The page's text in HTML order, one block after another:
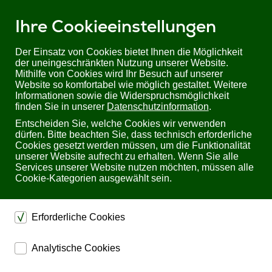
Ihre Cookieeinstellungen
Der Einsatz von Cookies bietet Ihnen die Möglichkeit
der uneingeschränkten Nutzung unserer Website.
Mithilfe von Cookies wird Ihr Besuch auf unserer
Website so komfortabel wie möglich gestaltet. Weitere
Informationen sowie die Widerspruchsmöglichkeit
finden Sie in unserer Datenschutzinformation.
Entscheiden Sie, welche Cookies wir verwenden
dürfen. Bitte beachten Sie, dass technisch erforderliche
Cookies gesetzt werden müssen, um die Funktionalität
unserer Website aufrecht zu erhalten. Wenn Sie alle
Services unserer Website nutzen möchten, müssen alle
Cookie-Kategorien ausgewählt sein.
Erforderliche Cookies
dienen dem technischen einwandfreien Betrieb unserer
Website.
Analytische Cookies
Sie befinden sich hier:Startseite Produkte Audiotechnik
Audio Embedder/ De-Embedder
Professionelle Audio Embedder/
De-Embedder
Professionelle Audio Embedder und De-Embedder
für SDI, HDMI und DVI
Audio De-Embedderwerden auch alsAudio-Extractor
einer AV-Quellezum und Konvertieren in ein optisch
Hier finden Sie eine Auswahl aus der Produktgruppe